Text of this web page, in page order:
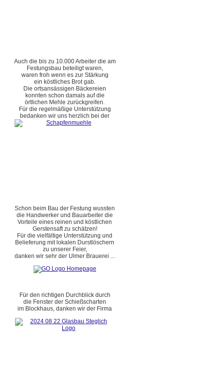
Auch die bis zu 10.000 Arbeiter die am
Festungsbau beteiligt waren,
waren froh wenn es zur Stärkung
ein köstliches Brot gab.
Die ortsansässigen Bäckereien
konnten schon damals auf die
örtlichen Mehle zurückgreifen.
Für die regelmäßige Unterstützung
bedanken wir uns herzlich bei der
Schon beim Bau der Festung wussten
die Handwerker und Bauarbeiter die
Vorteile eines reinen und köstlichen
Gerstensaft zu schätzen!
Für die vielfältige Unterstützung und
Belieferung mit lokalen Durstlöschern
zu unserer Feier,
danken wir sehr der Ulmer Brauerei ...
Für den richtigen Durchblick durch
die Fenster der Schießscharten
im Blockhaus, danken wir der Firma